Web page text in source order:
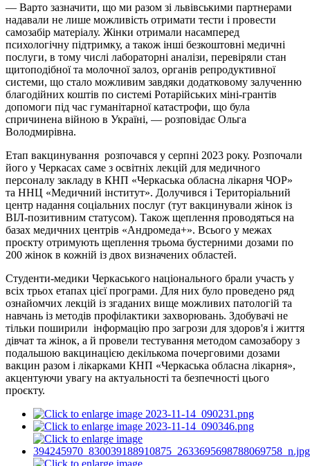
— Варто зазначити, що ми разом зі львівськими партнерами
надавали не лише можливість отримати тести і провести
самозабір матеріалу. Жінки отримали насамперед
психологічну підтримку, а також інші безкоштовні медичні
послуги, в тому числі лабораторні аналізи, перевіряли стан
щитоподібної та молочної залоз, органів репродуктивної
системи, що стало можливим завдяки додатковому залученню
благодійних коштів по системі Ротарійських міні-грантів
допомоги під час гуманітарної катастрофи, що була
спричинена війною в Україні, — розповідає Ольга
Володмирівна.
Етап вакцинування розпочався у серпні 2023 року. Розпочали
його у Черкасах саме з освітніх лекцій для медичного
персоналу закладу в КНП «Черкаська обласна лікарня ЧОР»
та ННЦ «Медичний інститут». Долучився і Територіальний
центр надання соціальних послуг (тут вакцинували жінок із
ВІЛ-позитивним статусом). Також щеплення проводяться на
базах медичних центрів «Андромеда+». Всього у межах
проєкту отримують щеплення трьома бустерними дозами по
200 жінок в кожній із двох визначених областей.
Студенти-медики Черкаського національного брали участь у
всіх трьох етапах цієї програми. Для них було проведено ряд
ознайомчих лекцій із згаданих вище можливих патологій та
навчань із методів профілактики захворювань. Здобувачі не
тільки поширили інформацію про загрози для здоров'я і життя
дівчат та жінок, а й провели тестування методом самозабору з
подальшою вакцинацією декількома почерговими дозами
вакцин разом і лікарками КНП «Черкаська обласна лікарня»,
акцентуючи увагу на актуальності та безпечності цього
проєкту.